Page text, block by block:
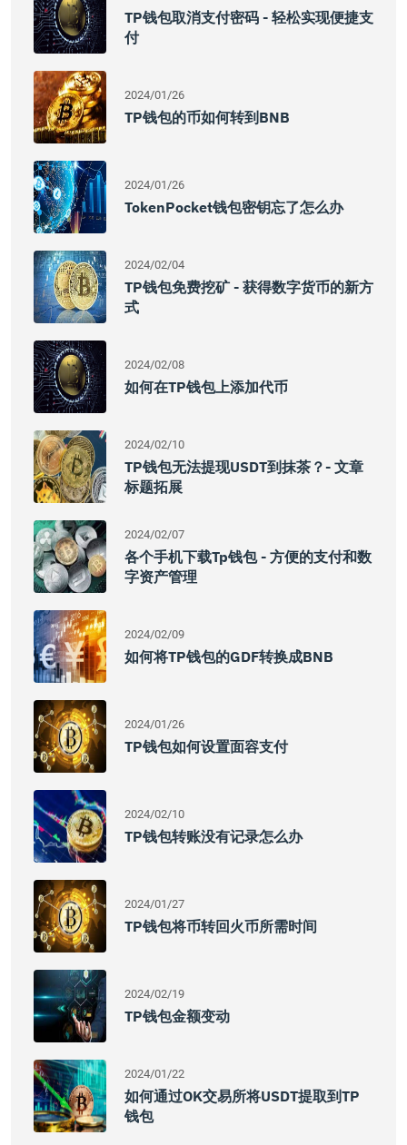
TP钱包取消支付密码 - 轻松实现便捷支
付
2024/01/26
TP钱包的币如何转到BNB
2024/01/26
TokenPocket钱包密钥忘了怎么办
2024/02/04
TP钱包免费挖矿 - 获得数字货币的新方
式
2024/02/08
如何在TP钱包上添加代币
2024/02/10
TP钱包无法提现USDT到抹茶？- 文章
标题拓展
2024/02/07
各个手机下载Tp钱包 - 方便的支付和数
字资产管理
2024/02/09
如何将TP钱包的GDF转换成BNB
2024/01/26
TP钱包如何设置面容支付
2024/02/10
TP钱包转账没有记录怎么办
2024/01/27
TP钱包将币转回火币所需时间
2024/02/19
TP钱包金额变动
2024/01/22
如何通过OK交易所将USDT提取到TP
钱包